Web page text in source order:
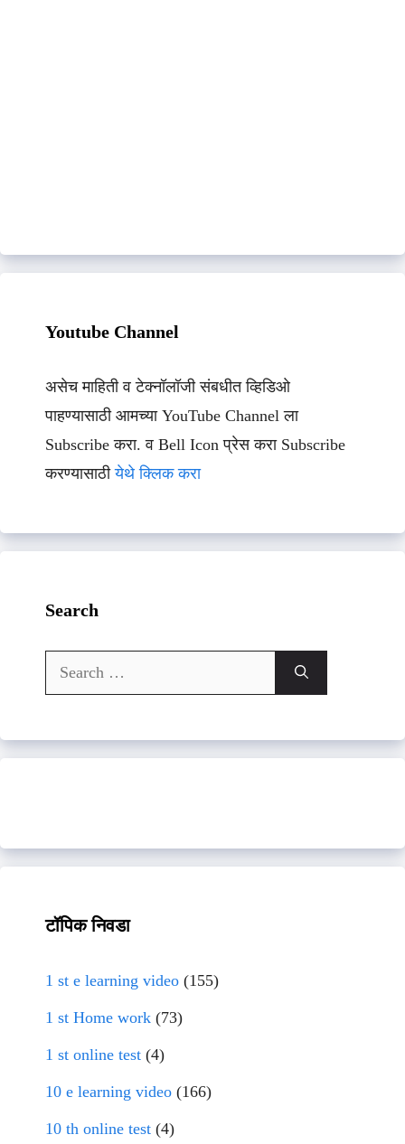
Youtube Channel
असेच माहिती व टेक्नॉलॉजी संबधीत व्हिडिओ
पाहण्यासाठी आमच्या YouTube Channel ला
Subscribe करा. व Bell Icon प्रेस करा Subscribe
करण्यासाठीयेथे क्लिक करा
Search
Search
for:
टॉपिक निवडा
1 st e learning video (155)
1 st Home work (73)
1 st online test (4)
10 e learning video (166)
10 th online test (4)